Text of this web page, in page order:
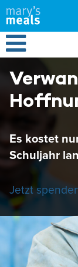
Direkt
zum
Inhalt
Open Menu
Es kostet
Schuljahr
Jetzt